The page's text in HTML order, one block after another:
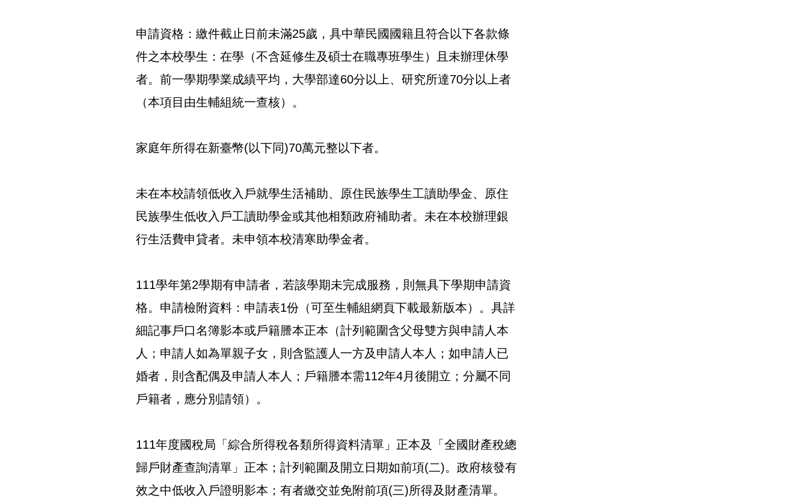
申請資格：繳件截止日前未滿25歲，具中華民國國籍且符合以下各款條
件之本校學生：在學（不含延修生及碩士在職專班學生）且未辦理休學
者。前一學期學業成績平均，大學部達60分以上、研究所達70分以上者
（本項目由生輔組統一查核）。
家庭年所得在新臺幣(以下同)70萬元整以下者。
未在本校請領低收入戶就學生活補助、原住民族學生工讀助學金、原住
民族學生低收入戶工讀助學金或其他相類政府補助者。未在本校辦理銀
行生活費申貸者。未申領本校清寒助學金者。
111學年第2學期有申請者，若該學期未完成服務，則無具下學期申請資
格。申請檢附資料：申請表1份（可至生輔組網頁下載最新版本）。具詳
細記事戶口名簿影本或戶籍謄本正本（計列範圍含父母雙方與申請人本
人；申請人如為單親子女，則含監護人一方及申請人本人；如申請人已
婚者，則含配偶及申請人本人；戶籍謄本需112年4月後開立；分屬不同
戶籍者，應分別請領）。
111年度國稅局「綜合所得稅各類所得資料清單」正本及「全國財產稅總
歸戶財產查詢清單」正本；計列範圍及開立日期如前項(二)。政府核發有
效之中低收入戶證明影本；有者繳交並免附前項(三)所得及財產清單。